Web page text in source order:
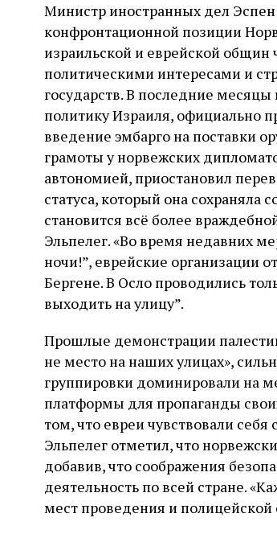
Министр иностранных дел
конфронтационной позиции
израильской и еврейской
политическими интересами и
государств. В последние
политику Израиля, официально
введение эмбарго на поставки
грамоты у норвежских
автономией, приостановил
статуса, который она сохраняла
становится всё более
Эльпелег. «Во время недавних
ночи!”, еврейские организации
Бергене. В Осло проводились
выходить на улицу”.
Прошлые демонстрации
не место на наших улицах»,
группировки доминировали на
платформы для пропаганды
том, что евреи чувствовали
Эльпелег отметил, что
добавив, что соображения
деятельность по всей стране.
мест проведения и полицейской